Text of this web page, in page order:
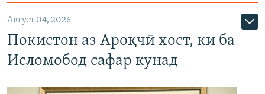
Август 04, 2026
Покистон аз Ароқчӣ хост, ки ба
Исломобод сафар кунад